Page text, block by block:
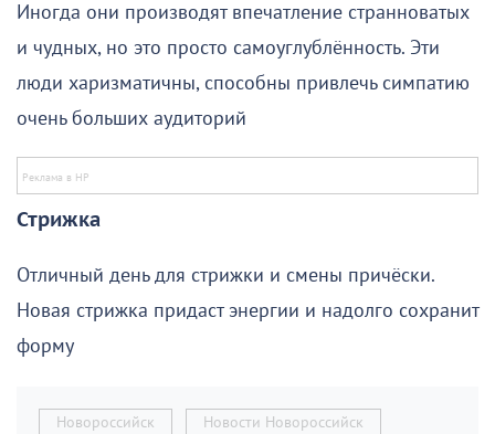
Иногда они производят впечатление странноватых
и чудных, но это просто самоуглублённость. Эти
люди харизматичны, способны привлечь симпатию
очень больших аудиторий
Стрижка
Отличный день для стрижки и смены причёски.
Новая стрижка придаст энергии и надолго сохранит
форму
Новороссийск Новости Новороссийск